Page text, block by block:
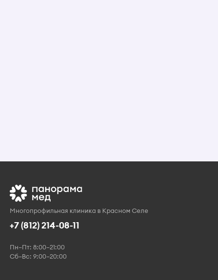
Многопрофильная клиника в Красном Селе
+7 (812) 214-08-11
Пн–Пт: 8:00–21:00
Сб–Вс: 9:00–20:00